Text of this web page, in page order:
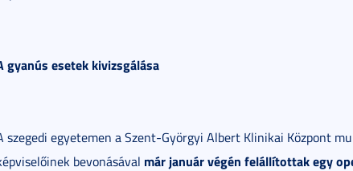
gyanús esetek kivizsgálása
szegedi egyetemen a Szent-Györgyi Albert Klinikai Központ
bevonásával már január végén felállítottak egy